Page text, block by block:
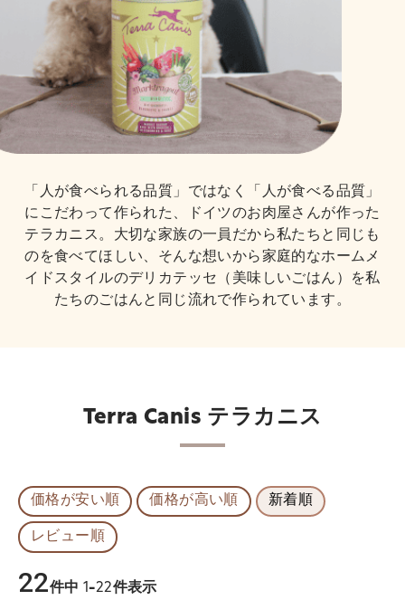
「人が食べられる品質」ではなく「人が食べる品質」
にこだわって作られた、ドイツのお肉屋さんが作った
テラカニス。大切な家族の一員だから私たちと同じも
のを食べてほしい、そんな想いから家庭的なホームメ
イドスタイルのデリカテッセ（美味しいごはん）を私
たちのごはんと同じ流れで作られています。
Terra Canis テラカニス
価格が安い順 価格が高い順 新着順
レビュー順
22件中 1-22件表示